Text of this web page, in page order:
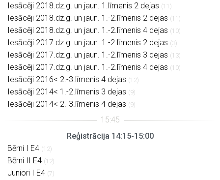
Iesācēji 2018.dz.g. un jaun. 1.līmenis 2 dejas (11)
Iesācēji 2018.dz.g. un jaun. 1.-2.līmenis 2 dejas (11)
Iesācēji 2018.dz.g. un jaun. 1.-2.līmenis 4 dejas (10)
Iesācēji 2017.dz.g. un jaun. 1.-2.līmenis 2 dejas (3)
Iesācēji 2017.dz.g. un jaun. 1.-2.līmenis 3 dejas (13)
Iesācēji 2017.dz.g. un jaun. 1.-2.līmenis 4 dejas (10)
Iesācēji 2016< 2.-3.līmenis 4 dejas (12)
Iesācēji 2014< 1.-2.līmenis 3 dejas (9)
Iesācēji 2014< 2.-3.līmenis 4 dejas (9)
Reģistrācija 14:15-15:00
Bērni I E4 (12)
Bērni II E4 (12)
Juniori I E4 (7)